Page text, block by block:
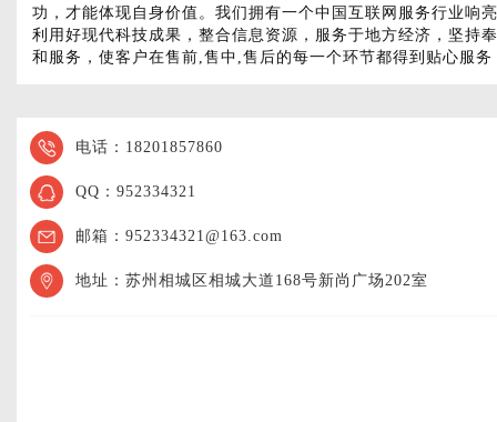
功，才能体现自身价值。我们拥有一个中国互联网服务行业响
利用好现代科技成果，整合信息资源，服务于地方经济，坚持
和服务，使客户在售前,售中,售后的每一个环节都得到贴心服
电话：18201857860
QQ：952334321
邮箱：952334321@163.com
地址：苏州相城区相城大道168号新尚广场202室